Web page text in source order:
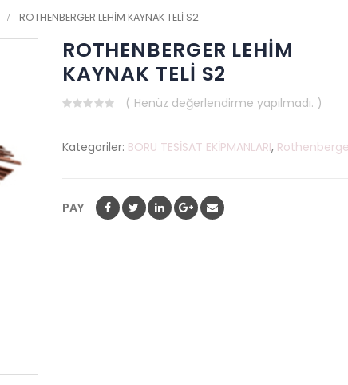
ROTHENBERGER LEHİM KAYNAK TELİ S2
ROTHENBERGER LEHİM
KAYNAK TELİ S2
5
( Henüz değerlendirme yapılmadı. )
Kategoriler: BORU TESİSAT EKİPMANLARI,
PAY